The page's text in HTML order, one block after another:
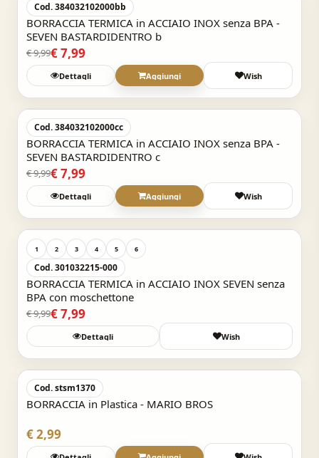
Cod. 384032102000bb
BORRACCIA TERMICA in ACCIAIO INOX senza BPA -
SEVEN BASTARDIDENTRO b
€ 9,99€ 7,99
Dettagli Aggiungi Wish
Acquisto Veloce
Cod. 384032102000cc
BORRACCIA TERMICA in ACCIAIO INOX senza BPA -
SEVEN BASTARDIDENTRO c
€ 9,99€ 7,99
Dettagli Aggiungi Wish
Acquisto Veloce
1 2 3 4 5 6
Cod. 301032215-000
BORRACCIA TERMICA in ACCIAIO INOX SEVEN senza
BPA con moschettone
€ 9,99€ 7,99
Dettagli Wish
Acquisto Veloce
Cod. stsm1370
BORRACCIA in Plastica - MARIO BROS
€ 2,99